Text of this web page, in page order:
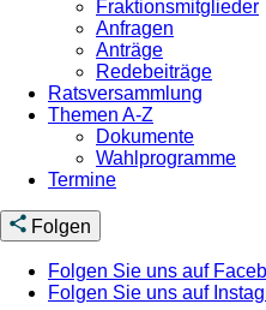
Fraktionsmitglieder
Anfragen
Anträge
Redebeiträge
Ratsversammlung
Themen A-Z
Dokumente
Wahlprogramme
Termine
Folgen
Folgen Sie uns auf
Folgen Sie uns auf